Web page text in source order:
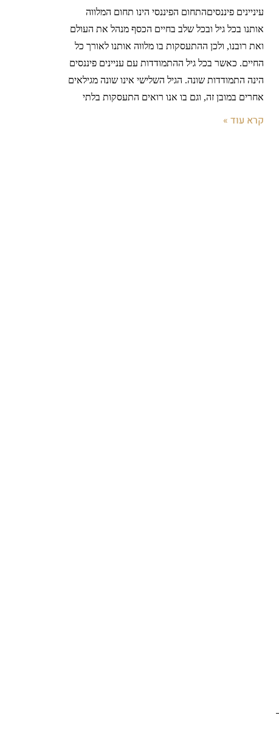
עיניינים פיננסיםהתחום הפיננסי הינו תחום המלווה
אותנו בכל גיל ובכל שלב בחיים הכסף מנהל את העולם
ואת רובנו, ולכן ההתעסקות בו מלווה אותנו לאורך כל
החיים. כאשר בכל גיל ההתמודדות עם עניינים פיננסים
הינה התמודדות שונה. הגיל השלישי אינו שונה מגילאים
אחרים במובן זה, וגם בו אנו רואים התעסקות בלתי
קרא עוד »